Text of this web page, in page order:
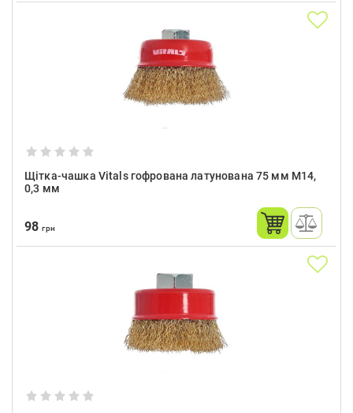
Щітка-чашка Vitals гофрована латунована 75 мм М14,
0,3 мм
98грн